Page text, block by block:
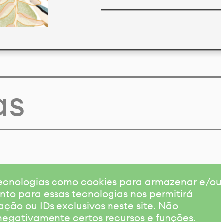
como cookies para armazenar e/ou
para essas tecnologias nos permitirá
ou IDs exclusivos neste site. Não
certos recursos e funções.